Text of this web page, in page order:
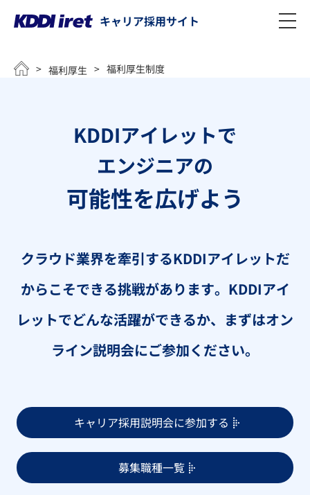
キャリア採用サイト
> 福利厚生 > 福利厚生制度
KDDIアイレットで
エンジニアの
可能性を広げよう
クラウド業界を牽引するKDDIアイレットだ
からこそできる挑戦があります。 KDDIアイ
レットでどんな活躍ができるか、まずはオン
ライン説明会にご参加ください。
キャリア採用説明会に参加する
募集職種一覧